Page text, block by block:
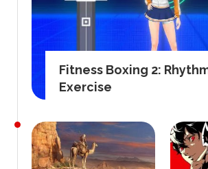
Fitness Boxing 2:
Exercise